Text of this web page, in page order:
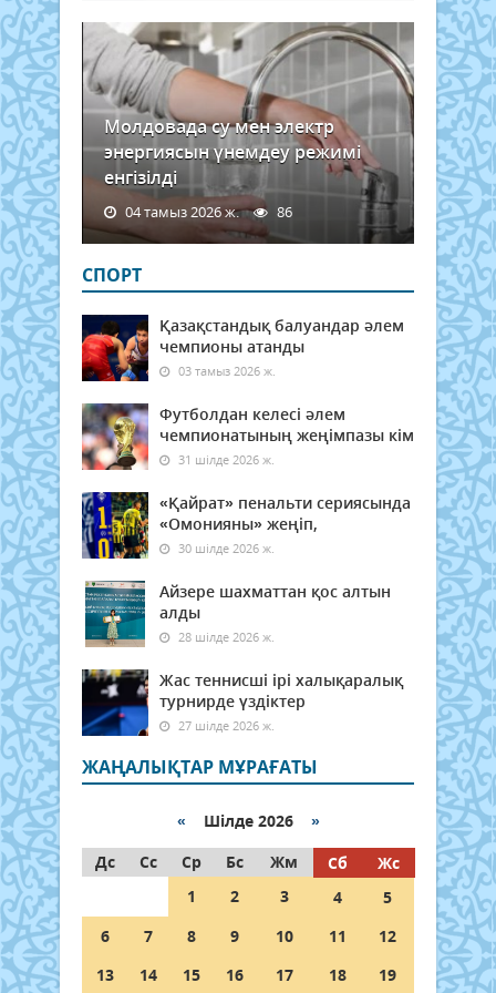
7
2026
Молдовада су мен электр
энергиясын үнемдеу режимі
енгізілді
04 тамыз 2026 ж. 86
СПОРТ
Қазақстандық балуандар әлем
чемпионы атанды
03 тамыз 2026 ж.
Футболдан келесі әлем
чемпионатының жеңімпазы кім
31 шілде 2026 ж.
«Қайрат» пенальти сериясында
«Омонияны» жеңіп,
30 шілде 2026 ж.
Айзере шахматтан қос алтын
алды
28 шілде 2026 ж.
Жас теннисші ірі халықаралық
турнирде үздіктер
27 шілде 2026 ж.
ЖАҢАЛЫҚТАР МҰРАҒАТЫ
« Шілде 2026 »
Дс
Сс Ср Бс Жм Сб
Жс
1
2 3 4
5
6
7 8 9 10 11
12
13
14 15 16 17 18 19